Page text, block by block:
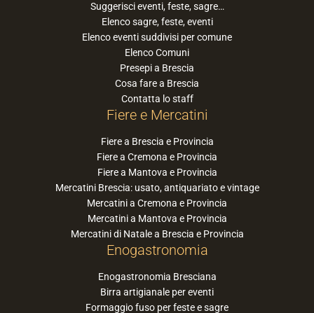
Suggerisci eventi, feste, sagre…
Elenco sagre, feste, eventi
Elenco eventi suddivisi per comune
Elenco Comuni
Presepi a Brescia
Cosa fare a Brescia
Contatta lo staff
Fiere e Mercatini
Fiere a Brescia e Provincia
Fiere a Cremona e Provincia
Fiere a Mantova e Provincia
Mercatini Brescia: usato, antiquariato e vintage
Mercatini a Cremona e Provincia
Mercatini a Mantova e Provincia
Mercatini di Natale a Brescia e Provincia
Enogastronomia
Enogastronomia Bresciana
Birra artigianale per eventi
Formaggio fuso per feste e sagre